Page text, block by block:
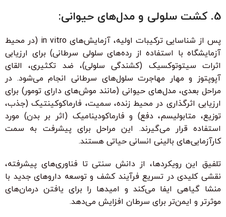
5. کشت سلولی و مدل‌های حیوانی:
پس از شناسایی ترکیبات اولیه، آزمایش‌های in vitro (در محیط
آزمایشگاه با استفاده از رده‌های سلولی سرطانی) برای ارزیابی
اثرات سیتوتوکسیک (کشندگی سلولی)، ضد تکثیری، القای
آپوپتوز و مهار مهاجرت سلول‌های سرطانی انجام می‌شود. در
مراحل بعدی، مدل‌های حیوانی (مانند موش‌های دارای تومور) برای
ارزیابی اثرگذاری در محیط زنده، سمیت، فارماکوکینتیک (جذب،
توزیع، متابولیسم، دفع) و فارماکودینامیک (اثر بر بدن) مورد
استفاده قرار می‌گیرند. این مراحل برای پیشرفت به سمت
کارآزمایی‌های بالینی انسانی حیاتی هستند.
تلفیق این رویکردها، از دانش سنتی تا فناوری‌های پیشرفته،
نقشی کلیدی در تسریع فرآیند کشف و توسعه داروهای جدید با
منشا گیاهی ایفا می‌کند و امیدها را برای یافتن درمان‌های
موثرتر و ایمن‌تر برای سرطان افزایش می‌دهد.